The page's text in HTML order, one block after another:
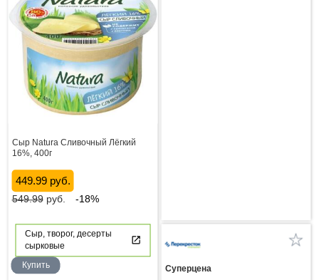
Сыр Natura Сливочный Лёгкий
16%, 400г
449.99 руб.
549.99руб. -18%
Сыр, творог, десерты
сырковые
Купить
Суперцена